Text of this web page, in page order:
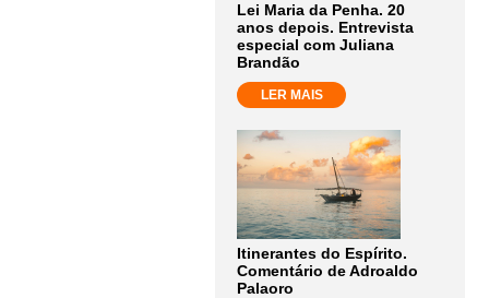
Lei Maria da Penha. 20
anos depois. Entrevista
especial com Juliana
Brandão
LER MAIS
Itinerantes do Espírito.
Comentário de Adroaldo
Palaoro